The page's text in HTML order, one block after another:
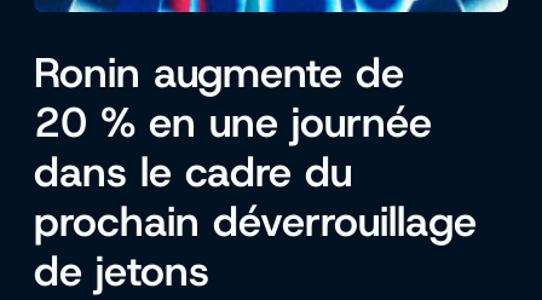
Ronin augmente de
20 % en une journée
dans le cadre du
prochain déverrouillage
de jetons